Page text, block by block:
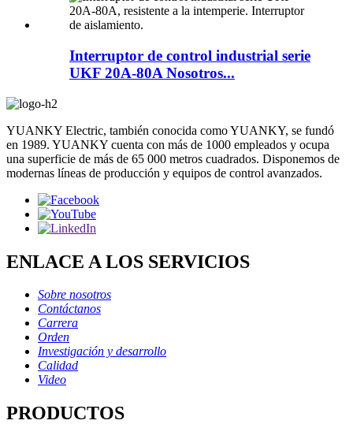
Interruptor de control industrial serie
UKF 20A-80A Nosotros...
YUANKY Electric, también conocida como YUANKY, se fundó
en 1989. YUANKY cuenta con más de 1000 empleados y ocupa
una superficie de más de 65 000 metros cuadrados. Disponemos de
modernas líneas de producción y equipos de control avanzados.
ENLACE A LOS SERVICIOS
Sobre nosotros
Contáctanos
Carrera
Orden
Investigación y desarrollo
Calidad
Video
PRODUCTOS